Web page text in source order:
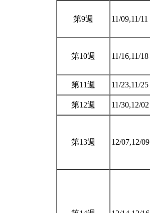
第9週 11/09,11/11
第10週 11/16,11/18
第11週 11/23,11/25
第12週 11/30,12/02
第13週 12/07,12/09